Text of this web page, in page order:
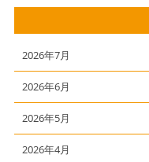
2026年7月
2026年6月
2026年5月
2026年4月